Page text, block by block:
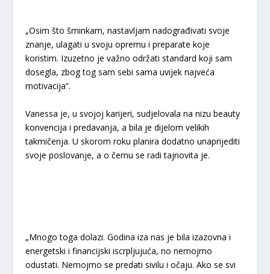
„Osim što šminkam, nastavljam nadograđivati svoje
znanje, ulagati u svoju opremu i preparate koje
koristim. Izuzetno je važno održati standard koji sam
dosegla, zbog tog sam sebi sama uvijek najveća
motivacija“.
Vanessa je, u svojoj karijeri, sudjelovala na nizu beauty
konvencija i predavanja, a bila je dijelom velikih
takmičenja. U skorom roku planira dodatno unaprijediti
svoje poslovanje, a o čemu se radi tajnovita je.
„Mnogo toga dolazi. Godina iza nas je bila izazovna i
energetski i financijski iscrpljujuća, no nemojmo
odustati. Nemojmo se predati sivilu i očaju. Ako se svi